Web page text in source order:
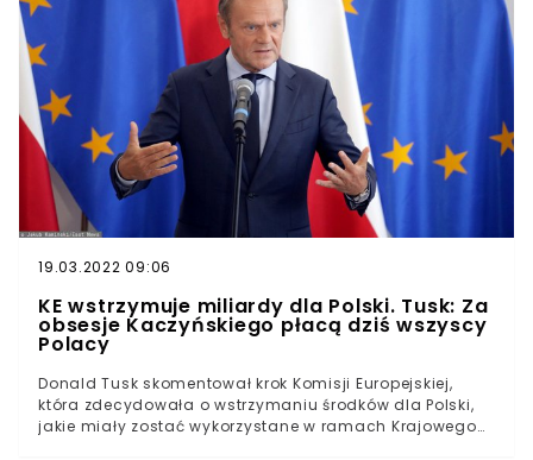
19.03.2022 09:06
KE wstrzymuje miliardy dla Polski. Tusk: Za
obsesje Kaczyńskiego płacą dziś wszyscy
Polacy
Donald Tusk skomentował krok Komisji Europejskiej,
która zdecydowała o wstrzymaniu środków dla Polski,
jakie miały zostać wykorzystane w ramach Krajowego